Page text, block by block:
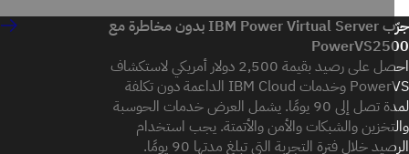
جرّب IBM Power Virtual Server بدون مخاطرة مع
احصل على رصيد بقيمة 2,500 دولار أمريكي لاستكشاف
PowerVS وخدمات IBM Cloud الداعمة دون تكلفة
لمدة تصل إلى 90 يومًا. يشمل العرض خدمات الحوسبة
والشبكات والأمن والأتمتة. يجب استخدام
خلال فترة التجربة التي تبلغ مدتها 90 يومًا.